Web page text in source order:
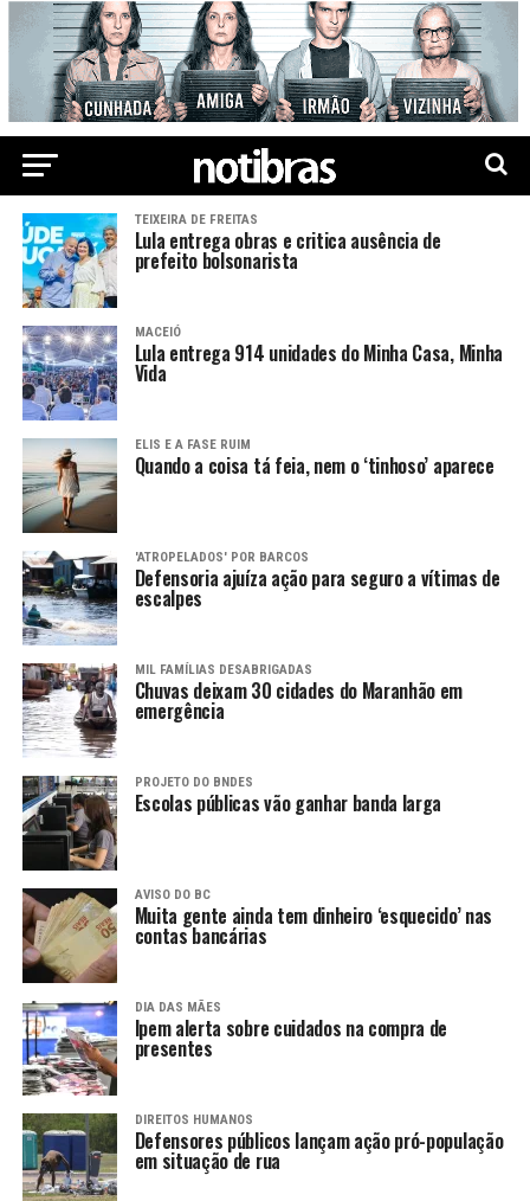
TEIXEIRA DE FREITAS
Lula entrega obras e critica ausência de
prefeito bolsonarista
MACEIÓ
Lula entrega 914 unidades do Minha Casa, Minha
Vida
ELIS E A FASE RUIM
Quando a coisa tá feia, nem o ‘tinhoso’ aparece
'ATROPELADOS' POR BARCOS
Defensoria ajuíza ação para seguro a vítimas de
escalpes
MIL FAMÍLIAS DESABRIGADAS
Chuvas deixam 30 cidades do Maranhão em
emergência
PROJETO DO BNDES
Escolas públicas vão ganhar banda larga
AVISO DO BC
Muita gente ainda tem dinheiro ‘esquecido’ nas
contas bancárias
DIA DAS MÃES
Ipem alerta sobre cuidados na compra de
presentes
DIREITOS HUMANOS
Defensores públicos lançam ação pró-população
em situação de rua